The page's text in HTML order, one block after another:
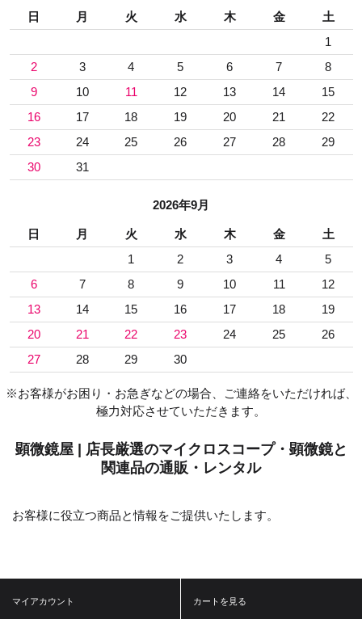
日 月 火 水 木 金
土
1
2
3 4 5 6 7
8
9
10 11 12 13 14
15
16
17 18 19 20 21
22
23
24 25 26 27 28
29
30
31
2026年9月
日 月 火 水 木 金
土
1
2 3 4
5
6
7 8 9 10 11
12
13
14 15 16 17 18
19
20
21 22 23 24 25
26
27
28 29 30
※お客様がお困り・お急ぎなどの場合、ご連絡をいただければ、
極力対応させていただきます。
顕微鏡屋 | 店長厳選のマイクロスコープ・顕微鏡と
関連品の通販・レンタル
お客様に役立つ商品と情報をご提供いたします。
マイアカウント カートを見る